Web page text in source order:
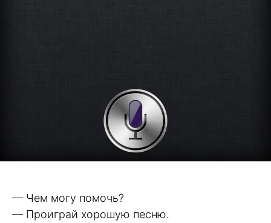
— Чем могу помочь?
— Проиграй хорошую песню.